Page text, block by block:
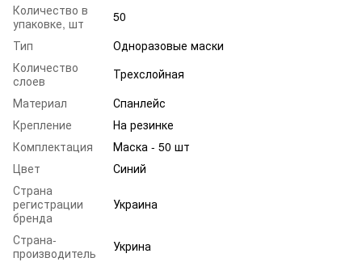
Количество в
упаковке, шт
50
Тип
Одноразовые маски
Количество
слоев
Трехслойная
Материал
Спанлейс
Крепление
На резинке
Комплектация
Маска - 50 шт
Цвет
Синий
Страна
регистрации
бренда
Украина
Страна-
производитель
Укрина